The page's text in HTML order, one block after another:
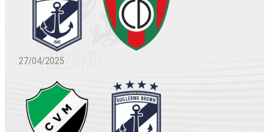
27/04/2025